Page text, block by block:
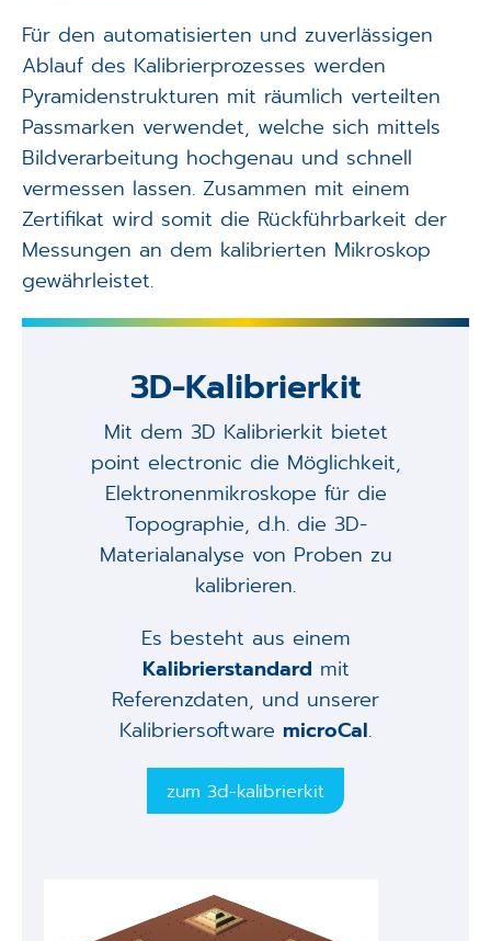
Für den automatisierten und zuverlässigen
Ablauf des Kalibrierprozesses werden
Pyramidenstrukturen mit räumlich verteilten
Passmarken verwendet, welche sich mittels
Bildverarbeitung hochgenau und schnell
vermessen lassen. Zusammen mit einem
Zertifikat wird somit die Rückführbarkeit der
Messungen an dem kalibrierten Mikroskop
gewährleistet.
3D-Kalibrierkit
Mit dem 3D Kalibrierkit bietet
point electronic die Möglichkeit,
Elektronenmikroskope für die
Topographie, d.h. die 3D-
Materialanalyse von Proben zu
kalibrieren.
Es besteht aus einem
Kalibrierstandard mit
Referenzdaten, und unserer
Kalibriersoftware microCal.
zum 3d-kalibrierkit